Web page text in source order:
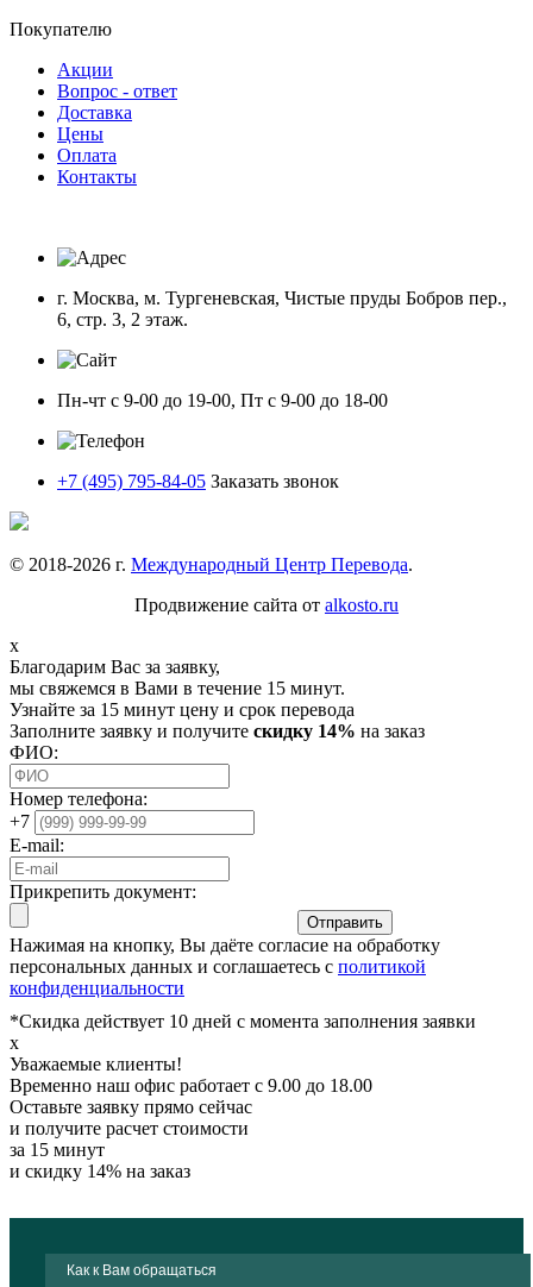
Покупателю
Акции
Вопрос - ответ
Доставка
Цены
Оплата
Контакты
г. Москва, м. Тургеневская, Чистые пруды Бобров пер.,
6, стр. 3, 2 этаж.
Пн-чт с 9-00 до 19-00, Пт с 9-00 до 18-00
+7 (495) 795-84-05 Заказать звонок
© 2018-2026 г. Международный Центр Перевода.
Продвижение сайта от alkosto.ru
x
Благодарим Вас за заявку,
мы свяжемся в Вами в течение 15 минут.
Узнайте за 15 минут цену и срок перевода
Заполните заявку и получите скидку 14% на заказ
ФИО:
Номер телефона:
+7
E-mail:
Прикрепить документ:
Отправить
Нажимая на кнопку, Вы даёте согласие на обработку
персональных данных и соглашаетесь с политикой
конфиденциальности
*Скидка действует 10 дней с момента заполнения заявки
x
Уважаемые клиенты!
Временно наш офис работает с 9.00 до 18.00
Оставьте заявку прямо сейчас
и получите расчет стоимости
за 15 минут
и скидку 14% на заказ